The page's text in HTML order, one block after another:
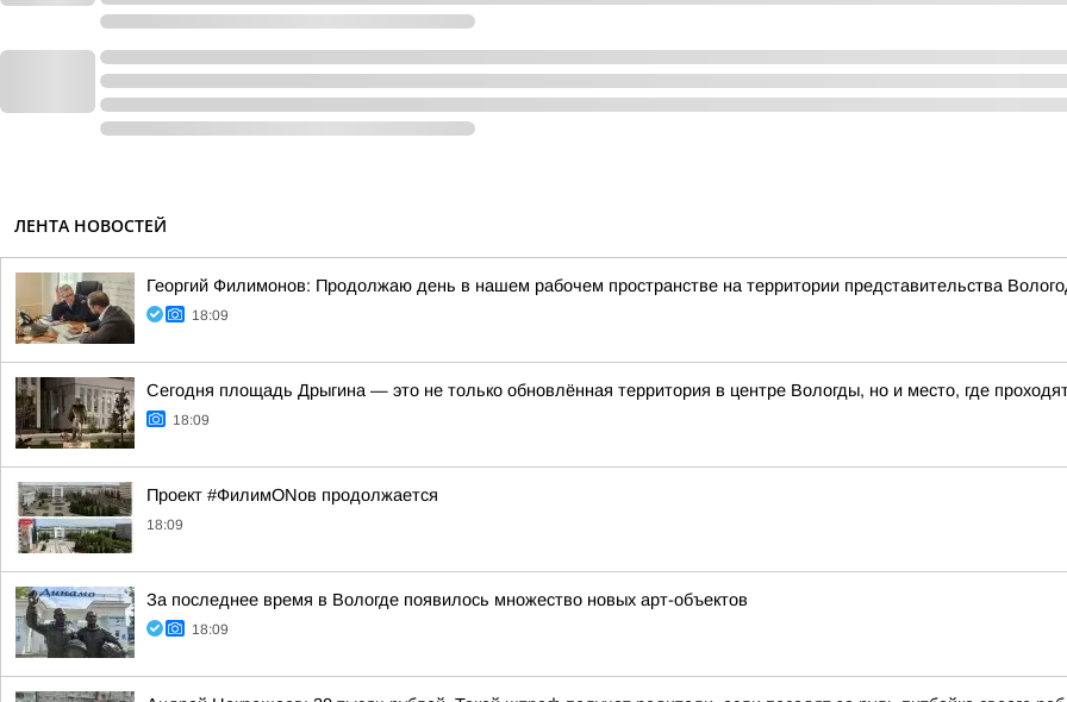
ЛЕНТА НОВОСТЕЙ
Георгий Филимонов: Продолжаю день в нашем рабочем пространстве на территории представительства
18:09
Сегодня площадь Дрыгина — это не только обновлённая территория в центре Вологды, но и место, где
18:09
Проект #ФилимONов продолжается
18:09
За последнее время в Вологде появилось множество новых арт-объектов
18:09